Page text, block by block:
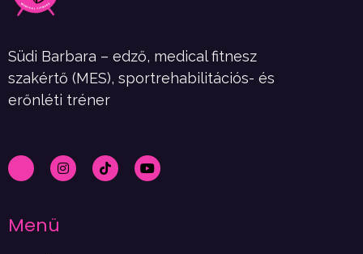
Südi Barbara – edző, medical fitnesz
szakértő (MES), sportrehabilitációs- és
erőnléti tréner
Menü